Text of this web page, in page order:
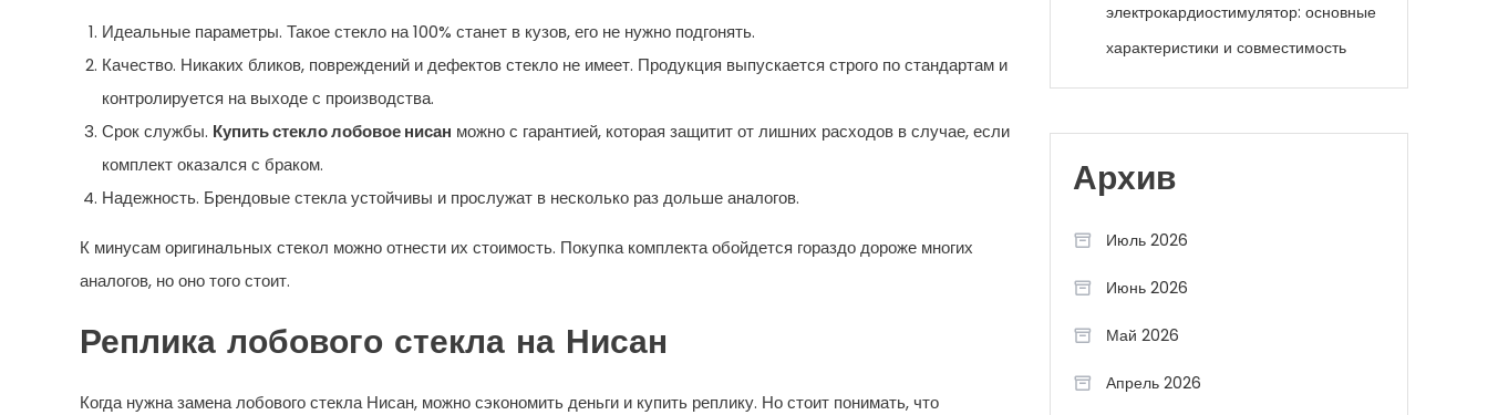
Идеальные параметры. Такое стекло на 100% станет в кузов, его не нужно подгонять.
Качество. Никаких бликов, повреждений и дефектов стекло не имеет. Продукция выпускается строго по стандартам и
контролируется на выходе с производства.
Срок службы. Купить стекло лобовое нисан можно с гарантией, которая защитит от лишних расходов в случае, если
комплект оказался с браком.
Надежность. Брендовые стекла устойчивы и прослужат в несколько раз дольше аналогов.
К минусам оригинальных стекол можно отнести их стоимость. Покупка комплекта обойдется гораздо дороже многих
аналогов, но оно того стоит.
Реплика лобового стекла на Нисан
Когда нужна замена лобового стекла Нисан, можно сэкономить деньги и купить реплику. Но стоит понимать, что
электрокардиостимулятор: основные
характеристики и совместимость
Архив
Июль 2026
Июнь 2026
Май 2026
Апрель 2026